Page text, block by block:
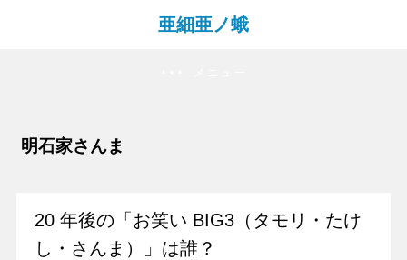
亜細亜ノ蛾
明石家さんま
20 年後の「お笑い BIG3（タモリ・たけ
し・さんま）」は誰？